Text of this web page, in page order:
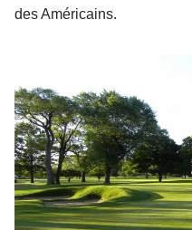
des Américains.